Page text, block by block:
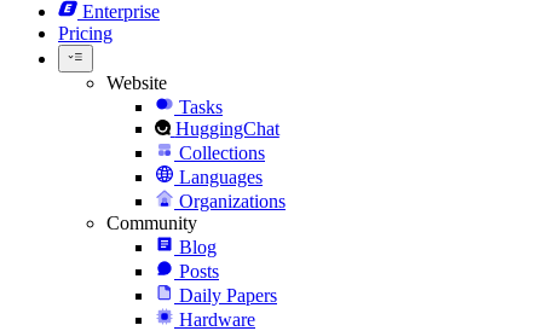
Enterprise
Pricing
Website
Tasks
HuggingChat
Collections
Languages
Organizations
Community
Blog
Posts
Daily Papers
Hardware